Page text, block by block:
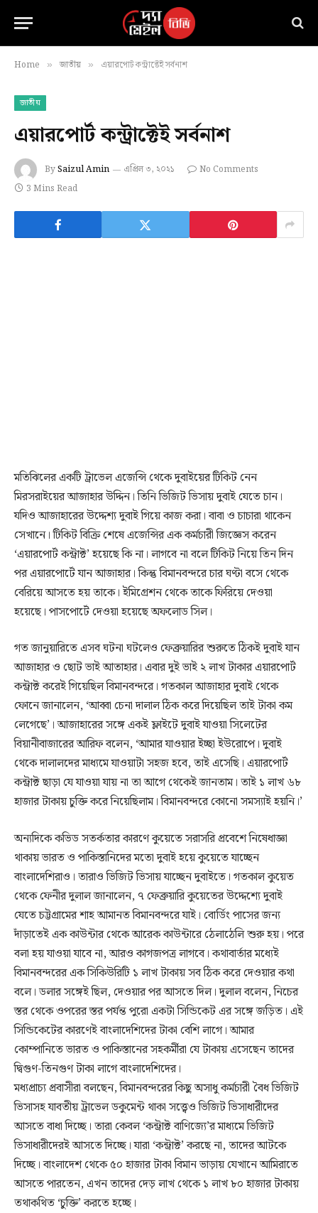
Home » জাতীয় » এয়ারপোর্ট কন্ট্রাক্টেই সর্বনাশ
জাতীয়
এয়ারপোর্ট কন্ট্রাক্টেই সর্বনাশ
BySaizul Amin এপ্রিল ৩, ২০২১
No Comments
3 Mins Read
মতিঝিলের একটি ট্রাভেল এজেন্সি থেকে দুবাইয়ের টিকিট নেন
মিরসরাইয়ের আজাহার উদ্দিন। তিনি ভিজিট ভিসায় দুবাই যেতে চান।
যদিও আজাহারের উদ্দেশ্য দুবাই গিয়ে কাজ করা। বাবা ও চাচারা থাকেন
সেখানে। টিকিট বিক্রি শেষে এজেন্সির এক কর্মচারী জিজ্ঞেস করেন
‘এয়ারপোর্ট কন্ট্রাক্ট’ হয়েছে কি না। লাগবে না বলে টিকিট নিয়ে তিন দিন
পর এয়ারপোর্টে যান আজাহার। কিন্তু বিমানবন্দরে চার ঘণ্টা বসে থেকে
বেরিয়ে আসতে হয় তাকে। ইমিগ্রেশন থেকে তাকে ফিরিয়ে দেওয়া
হয়েছে। পাসপোর্টে দেওয়া হয়েছে অফলোড সিল।
গত জানুয়ারিতে এসব ঘটনা ঘটলেও ফেব্রুয়ারির শুরুতে ঠিকই দুবাই যান
আজাহার ও ছোট ভাই আতাহার। এবার দুই ভাই ২ লাখ টাকার এয়ারপোর্ট
কন্ট্রাক্ট করেই গিয়েছিল বিমানবন্দরে। গতকাল আজাহার দুবাই থেকে
ফোনে জানালেন, ‘আব্বা চেনা দালাল ঠিক করে দিয়েছিল তাই টাকা কম
লেগেছে’। আজাহারের সঙ্গে একই ফ্লাইটে দুবাই যাওয়া সিলেটের
বিয়ানীবাজারের আরিফ বলেন, ‘আমার যাওয়ার ইচ্ছা ইউরোপে। দুবাই
থেকে দালালদের মাধ্যমে যাওয়াটা সহজ হবে, তাই এসেছি। এয়ারপোর্ট
কন্ট্রাক্ট ছাড়া যে যাওয়া যায় না তা আগে থেকেই জানতাম। তাই ১ লাখ ৬৮
হাজার টাকায় চুক্তি করে নিয়েছিলাম। বিমানবন্দরে কোনো সমস্যাই হয়নি।’
অন্যদিকে কভিড সতর্কতার কারণে কুয়েতে সরাসরি প্রবেশে নিষেধাজ্ঞা
থাকায় ভারত ও পাকিস্তানিদের মতো দুবাই হয়ে কুয়েতে যাচ্ছেন
বাংলাদেশিরাও। তারাও ভিজিট ভিসায় যাচ্ছেন দুবাইতে। গতকাল কুয়েত
থেকে ফেনীর দুলাল জানালেন, ৭ ফেব্রুয়ারি কুয়েতের উদ্দেশ্যে দুবাই
যেতে চট্টগ্রামের শাহ আমানত বিমানবন্দরে যাই। বোর্ডিং পাসের জন্য
দাঁড়াতেই এক কাউন্টার থেকে আরেক কাউন্টারে ঠেলাঠেলি শুরু হয়। পরে
বলা হয় যাওয়া যাবে না, আরও কাগজপত্র লাগবে। কথাবার্তার মধ্যেই
বিমানবন্দরের এক সিকিউরিটি ১ লাখ টাকায় সব ঠিক করে দেওয়ার কথা
বলে। ডলার সঙ্গেই ছিল, দেওয়ার পর আসতে দিল। দুলাল বলেন, নিচের
স্তর থেকে ওপরের স্তর পর্যন্ত পুরো একটা সিন্ডিকেট এর সঙ্গে জড়িত। এই
সিন্ডিকেটের কারণেই বাংলাদেশিদের টাকা বেশি লাগে। আমার
কোম্পানিতে ভারত ও পাকিস্তানের সহকর্মীরা যে টাকায় এসেছেন তাদের
দ্বিগুণ-তিনগুণ টাকা লাগে বাংলাদেশিদের।
মধ্যপ্রাচ্য প্রবাসীরা বলছেন, বিমানবন্দরের কিছু অসাধু কর্মচারী বৈধ ভিজিট
ভিসাসহ যাবতীয় ট্রাভেল ডকুমেন্ট থাকা সত্ত্বেও ভিজিট ভিসাধারীদের
আসতে বাধা দিচ্ছে। তারা কেবল ‘কন্ট্রাক্ট বাণিজ্যে’র মাধ্যমে ভিজিট
ভিসাধারীদেরই আসতে দিচ্ছে। যারা ‘কন্ট্রাক্ট’ করছে না, তাদের আটকে
দিচ্ছে। বাংলাদেশ থেকে ৫০ হাজার টাকা বিমান ভাড়ায় যেখানে আমিরাতে
আসতে পারতেন, এখন তাদের দেড় লাখ থেকে ১ লাখ ৮০ হাজার টাকায়
তথাকথিত ‘চুক্তি’ করতে হচ্ছে।